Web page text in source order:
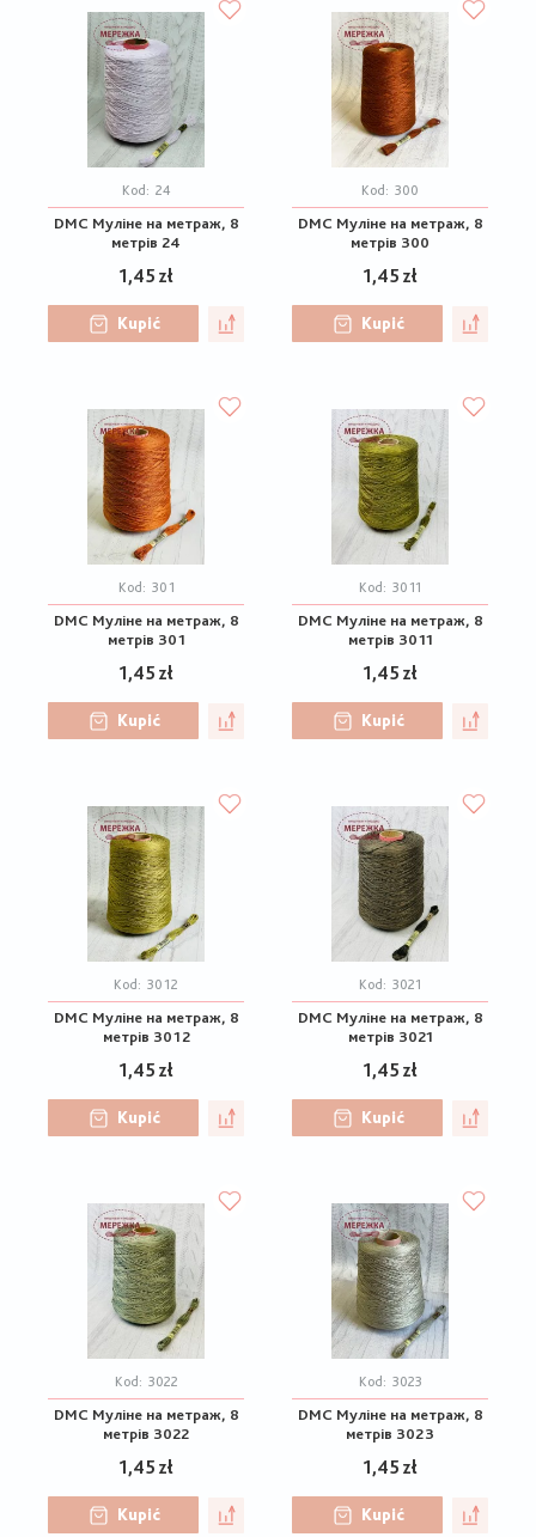
Kod: 24
DMC Муліне на метраж, 8
метрів 24
1,45 zł
Kupić
Kod: 300
DMC Муліне на метраж, 8
метрів 300
1,45 zł
Kupić
Kod: 301
DMC Муліне на метраж, 8
метрів 301
1,45 zł
Kupić
Kod: 3011
DMC Муліне на метраж, 8
метрів 3011
1,45 zł
Kupić
Kod: 3012
DMC Муліне на метраж, 8
метрів 3012
1,45 zł
Kupić
Kod: 3021
DMC Муліне на метраж, 8
метрів 3021
1,45 zł
Kupić
Kod: 3022
DMC Муліне на метраж, 8
метрів 3022
1,45 zł
Kupić
Kod: 3023
DMC Муліне на метраж, 8
метрів 3023
1,45 zł
Kupić